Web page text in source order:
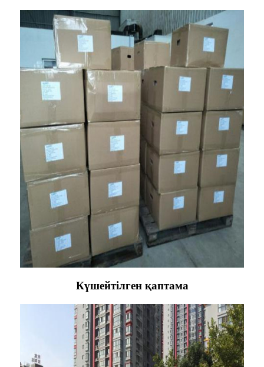
Күшейтілген қаптама